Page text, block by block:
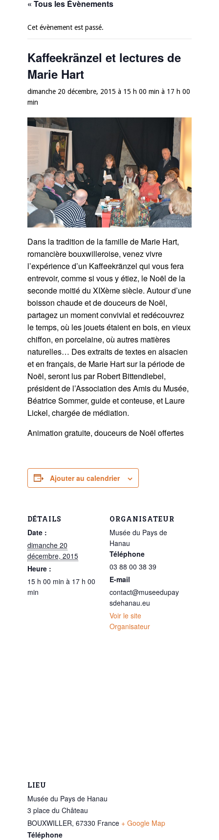
« Tous les Évènements
Cet évènement est passé.
Kaffeekränzel et lectures de
Marie Hart
dimanche 20 décembre, 2015 à 15 h 00 min à 17 h 00
min
Dans la tradition de la famille de Marie Hart,
romancière bouxwilleroise, venez vivre
l’expérience d’un Kaffeekränzel qui vous fera
entrevoir, comme si vous y étiez, le Noël de la
seconde moitié du XIXème siècle. Autour d’une
boisson chaude et de douceurs de Noël,
partagez un moment convivial et redécouvrez
le temps, où les jouets étaient en bois, en vieux
chiffon, en porcelaine, où autres matières
naturelles… Des extraits de textes en alsacien
et en français, de Marie Hart sur la période de
Noël, seront lus par Robert Bittendiebel,
président de l’Association des Amis du Musée,
Béatrice Sommer, guide et conteuse, et Laure
Lickel, chargée de médiation.
Animation gratuite, douceurs de Noël offertes
Ajouter au calendrier
DÉTAILS
Date :
dimanche 20
décembre, 2015
Heure :
15 h 00 min à 17 h 00
min
ORGANISATEUR
Musée du Pays de
Hanau
Téléphone
03 88 00 38 39
E-mail
contact@museedupay
sdehanau.eu
Voir le site
Organisateur
LIEU
Musée du Pays de Hanau
3 place du Château
BOUXWILLER, 67330 France + Google Map
Téléphone